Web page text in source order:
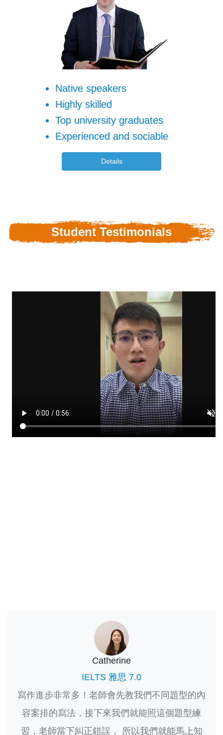
Native speakers
Highly skilled
Top university graduates
Experienced and sociable
Details
Student Testimonials
Catherine
IELTS 雅思 7.0
寫作進步非常多！老師會先教我們不同題型的內
容案排的寫法，接下來我們就能照這個題型練
習，老師當下糾正錯誤， 所以我們就能馬上知